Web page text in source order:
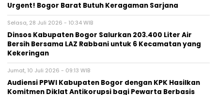
Urgent! Bogor Barat Butuh Keragaman Sarjana
Selasa, 28 Juli 2026 - 10:34 WIB
Dinsos Kabupaten Bogor Salurkan 203.400 Liter Air
Bersih Bersama LAZ Rabbani untuk 6 Kecamatan yang
Kekeringan
Jumat, 10 Juli 2026 - 09:13 WIB
Audiensi PPWI Kabupaten Bogor dengan KPK Hasilkan
Komitmen Diklat Antikorupsi bagi Pewarta Berbasis